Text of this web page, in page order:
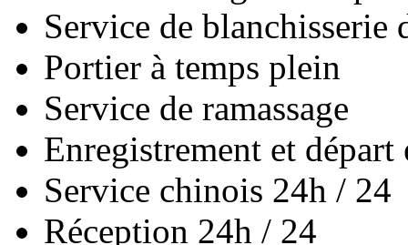
Service de blanchisserie
Portier à temps plein
Service de ramassage
Enregistrement et départ
Service chinois 24h / 24
Réception 24h / 24